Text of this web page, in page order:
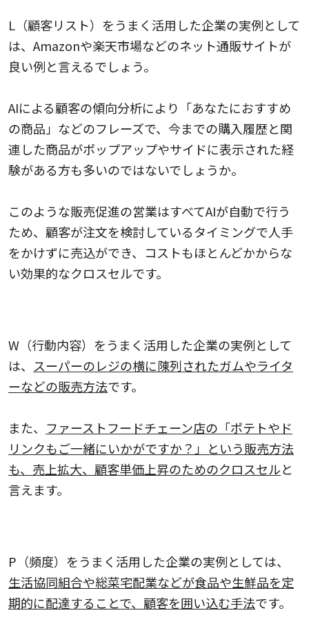
L（顧客リスト）をうまく活用した企業の実例として
は、Amazonや楽天市場などのネット通販サイトが
良い例と言えるでしょう。
AIによる顧客の傾向分析により「あなたにおすすめ
の商品」などのフレーズで、今までの購入履歴と関
連した商品がポップアップやサイドに表示された経
験がある方も多いのではないでしょうか。
このような販売促進の営業はすべてAIが自動で行う
ため、顧客が注文を検討しているタイミングで人手
をかけずに売込ができ、コストもほとんどかからな
い効果的なクロスセルです。
W（行動内容）をうまく活用した企業の実例として
は、
スーパーのレジの横に陳列されたガムやライタ
ーなどの販売方法です。
また、 ファーストフードチェーン店の「ポテトやド
リンクもご一緒にいかがですか？」という販売方法
も、売上拡大、顧客単価上昇のためのクロスセルと
言えます。
P（頻度）をうまく活用した企業の実例としては、
生活協同組合や総菜宅配業などが食品や生鮮品を定
期的に配達することで、顧客を囲い込む手法です。